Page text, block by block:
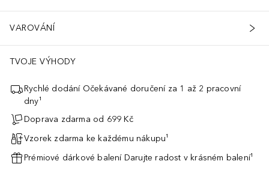
VAROVÁNÍ
TVOJE VÝHODY
Rychlé dodání Očekávané doručení za 1 až 2 pracovní
dny¹
Doprava zdarma od 699 Kč
Vzorek zdarma ke každému nákupu¹
Prémiové dárkové balení Darujte radost v krásném balení¹